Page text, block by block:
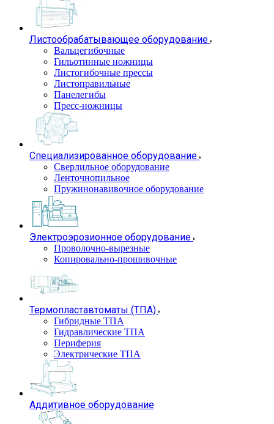
Листообрабатывающее оборудование
Вальцегибочные
Гильотинные ножницы
Листогибочные прессы
Листоправильные
Панелегибы
Пресс-ножницы
Специализированное оборудование
Сверлильное оборудование
Ленточнопильное
Пружинонавивочное оборудование
Электроэрозионное оборудование
Проволочно-вырезные
Копировально-прошивочные
Термопластавтоматы (ТПА)
Гибридные ТПА
Гидравлические ТПА
Периферия
Электрические ТПА
Аддитивное оборудование